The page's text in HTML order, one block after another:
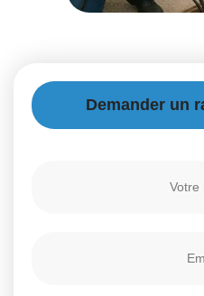
Demander un